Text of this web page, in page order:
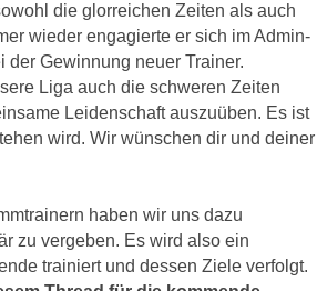
die glorreichen Zeiten als auch
wieder engagierte er sich im Admin-
der Gewinnung neuer Trainer.
Liga auch die schweren Zeiten
Leidenschaft auszuüben. Es ist
wird. Wir wünschen dir und deiner
haben wir uns dazu
zu vergeben. Es wird also ein
trainiert und dessen Ziele verfolgt.